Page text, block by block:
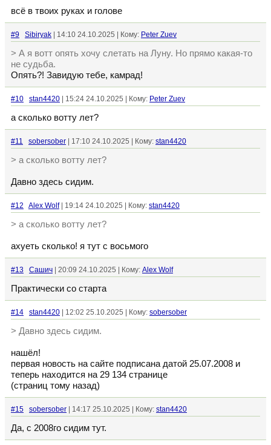
всё в твоих руках и голове
#9 Sibiryak | 14:10 24.10.2025 | Кому: Peter Zuev
> А я вотт опять хочу слетать на Луну. Но прямо какая-то
не судьба.
Опять?! Завидую тебе, камрад!
#10 stan4420 | 15:24 24.10.2025 | Кому: Peter Zuev
а сколько вотту лет?
#11 sobersober | 17:10 24.10.2025 | Кому: stan4420
> а сколько вотту лет?
Давно здесь сидим.
#12 Alex Wolf| 19:14 24.10.2025 | Кому: stan4420
> а сколько вотту лет?
ахуеть сколько! я тут с восьмого
#13 Сашич | 20:09 24.10.2025 | Кому: Alex Wolf
Практически со старта
#14 stan4420 | 12:02 25.10.2025 | Кому: sobersober
> Давно здесь сидим.
нашёл!
первая новость на сайте подписана датой 25.07.2008 и
теперь находится на 29 134 странице
(страниц тому назад)
#15 sobersober | 14:17 25.10.2025 | Кому: stan4420
Да, с 2008го сидим тут.